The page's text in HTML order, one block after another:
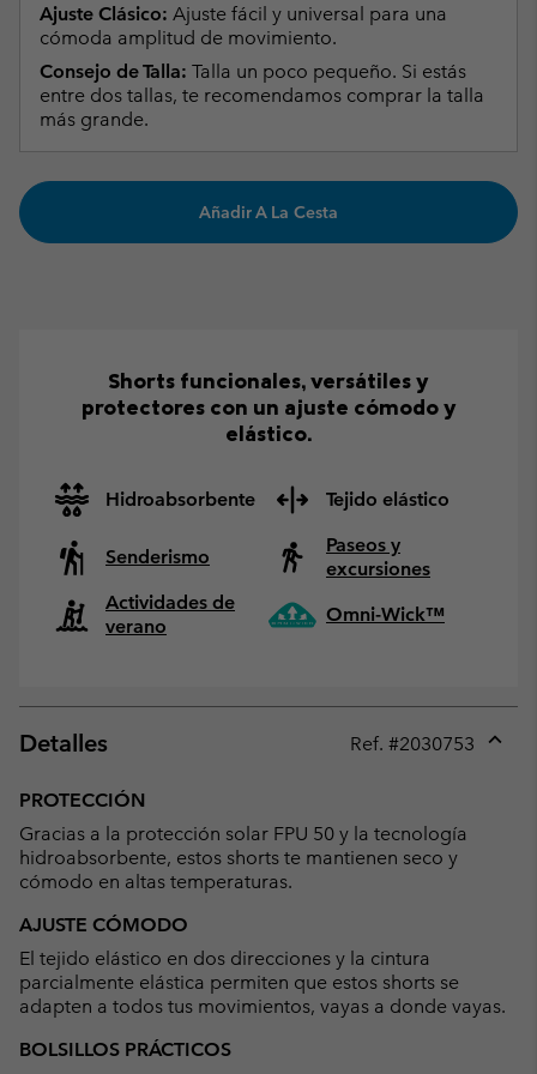
Ajuste Clásico: Ajuste fácil y universal para una
cómoda amplitud de movimiento.
Consejo de Talla: Talla un poco pequeño. Si estás
entre dos tallas, te recomendamos comprar la talla
más grande.
Añadir A La Cesta
Shorts funcionales, versátiles y
protectores con un ajuste cómodo y
elástico.
Hidroabsorbente Tejido elástico
Senderismo
Paseos y
excursiones
Actividades de
verano
Omni-Wick™
Detalles Ref. #2030753
PROTECCIÓN
Gracias a la protección solar FPU 50 y la tecnología
hidroabsorbente, estos shorts te mantienen seco y
cómodo en altas temperaturas.
AJUSTE CÓMODO
El tejido elástico en dos direcciones y la cintura
parcialmente elástica permiten que estos shorts se
adapten a todos tus movimientos, vayas a donde vayas.
BOLSILLOS PRÁCTICOS